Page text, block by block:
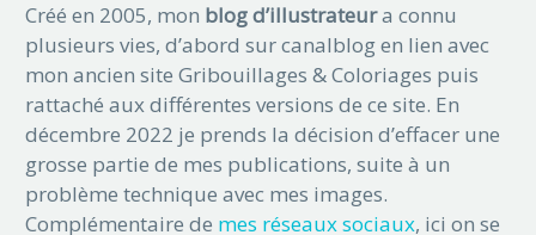
Créé en 2005, mon blog d’illustrateura connu
plusieurs vies, d’abord sur canalblog en lien avec
mon ancien site Gribouillages & Coloriages puis
rattaché aux différentes versions de ce site. En
décembre 2022 je prends la décision d’effacer une
grosse partie de mes publications, suite à un
problème technique avec mes images.
Complémentaire de mes réseaux sociaux, ici on se